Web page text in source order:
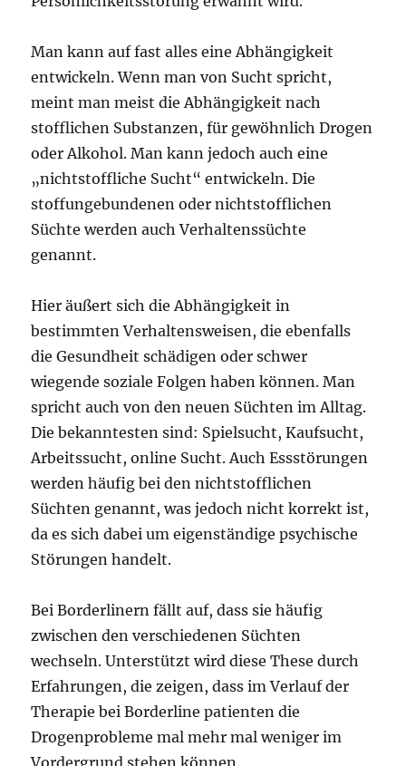
Man kann auf fast alles eine Abhängigkeit
entwickeln. Wenn man von Sucht spricht,
meint man meist die Abhängigkeit nach
stofflichen Substanzen, für gewöhnlich Drogen
oder Alkohol. Man kann jedoch auch eine
„nichtstoffliche Sucht“ entwickeln. Die
stoffungebundenen oder nichtstofflichen
Süchte werden auch Verhaltenssüchte
genannt.
Hier äußert sich die Abhängigkeit in
bestimmten Verhaltensweisen, die ebenfalls
die Gesundheit schädigen oder schwer
wiegende soziale Folgen haben können. Man
spricht auch von den neuen Süchten im Alltag.
Die bekanntesten sind: Spielsucht, Kaufsucht,
Arbeitssucht, online Sucht. Auch Essstörungen
werden häufig bei den nichtstofflichen
Süchten genannt, was jedoch nicht korrekt ist,
da es sich dabei um eigenständige psychische
Störungen handelt.
Bei Borderlinern fällt auf, dass sie häufig
zwischen den verschiedenen Süchten
wechseln. Unterstützt wird diese These durch
Erfahrungen, die zeigen, dass im Verlauf der
Therapie bei Borderline patienten die
Drogenprobleme mal mehr mal weniger im
Vordergrund stehen können.